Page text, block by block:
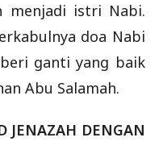
menjadi istri Nabi.
doa Nabi
ganti yang baik
Abu Salamah.
JENAZAH DENGAN